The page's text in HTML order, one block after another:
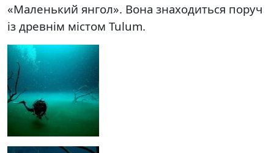
«Маленький янгол». Вона знаходиться поруч
із древнім містом Tulum.